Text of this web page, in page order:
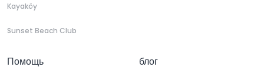
Kayaköy
Sunset Beach Club
Помощь блог